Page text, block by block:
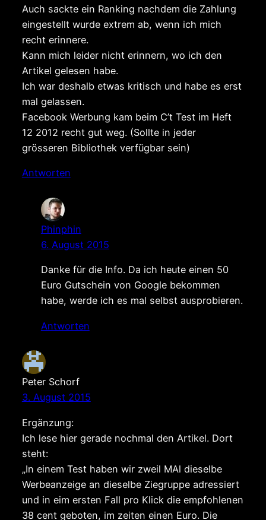
Auch sackte ein Ranking nachdem die Zahlung
eingestellt wurde extrem ab, wenn ich mich
recht erinnere.
Kann mich leider nicht erinnern, wo ich den
Artikel gelesen habe.
Ich war deshalb etwas kritisch und habe es erst
mal gelassen.
Facebook Werbung kam beim C’t Test im Heft
12 2012 recht gut weg. (Sollte in jeder
grösseren Bibliothek verfügbar sein)
Antworten
Phinphin
6. August 2015
Danke für die Info. Da ich heute einen 50
Euro Gutschein von Google bekommen
habe, werde ich es mal selbst ausprobieren.
Antworten
Peter Schorf
3. August 2015
Ergänzung:
Ich lese hier gerade nochmal den Artikel. Dort
steht:
„In einem Test haben wir zweil MAl dieselbe
Werbeanzeige an dieselbe Ziegruppe adressiert
und in eim ersten Fall pro Klick die empfohlenen
38 cent geboten, im zeiten einen Euro. Die